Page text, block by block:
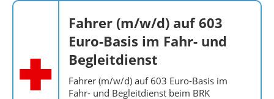
Fahrer (m/w/d) auf 603
Euro-Basis im Fahr- und
Begleitdienst
Fahrer (m/w/d) auf 603 Euro-Basis im
Fahr- und Begleitdienst beim BRK